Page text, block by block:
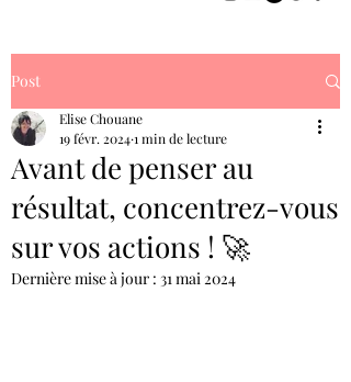
Post
Avant de penser au
résultat, concentrez-vous
sur vos actions ! 🚀
Elise Chouane
19 févr. 20241 min de lecture
Dernière mise à jour : 31 mai 2024